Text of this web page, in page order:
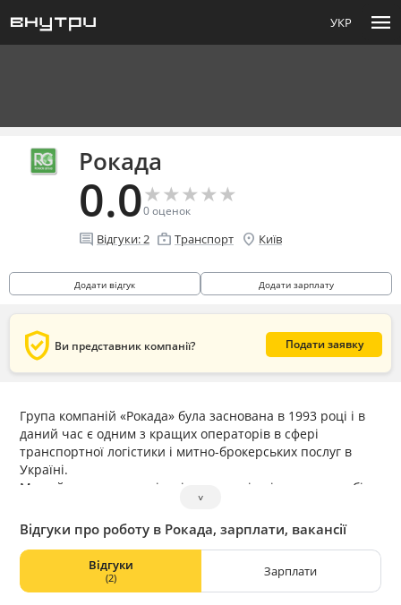
УКР menu
Рокада
0.0★
★★
★★
★★
★★
★
0оценок
comment Відгуки:2 enterprise Транспорт location_on Київ
Додати відгук Додати зарплату
verified_user Ви представник компанії? Подати заявку
Група компаній «Рокада» була заснована в 1993 році і в
даний час є одним з кращих операторів в сфері
транспортної логістики і митно-брокерських послуг в
Україні.
Ми займаємося організацією проектів різних масштабів.
Головна мета групи компаній «Рокада» — надати якісний
сервіс відповідно до вимог клієнта.
Величезний досвід роботи з будь-якою категорією
вантажів в будь-якої точки України, мобільність і
безсумнівна компетентність наших співробітників — є
основними перевагами групи компаній «Рокада».
˅
Відгуки про роботу в Рокада, зарплати, вакансії
Відгуки
(2) Зарплати